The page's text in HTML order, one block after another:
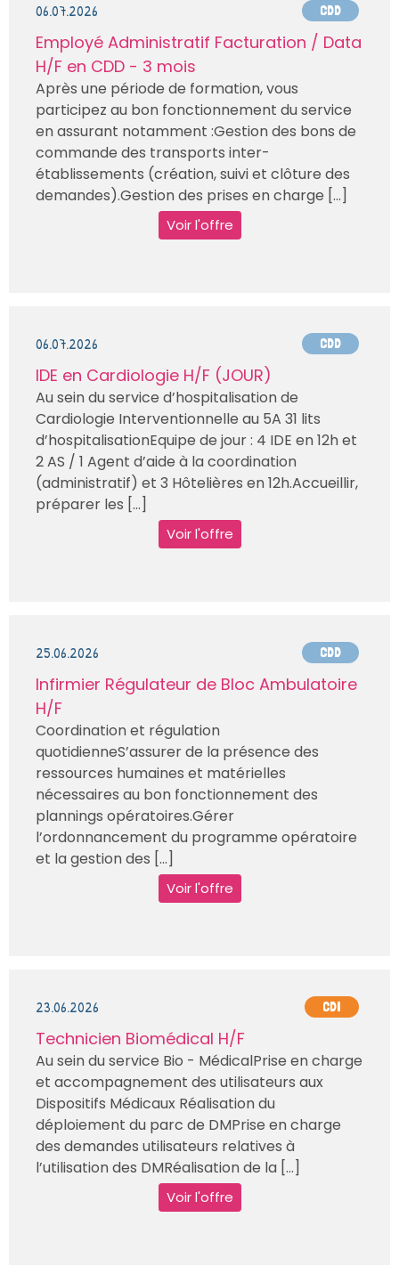
06.07.2026 CDD
Employé Administratif Facturation / Data
H/F en CDD - 3 mois
Après une période de formation, vous
participez au bon fonctionnement du service
en assurant notamment :Gestion des bons de
commande des transports inter-
établissements (création, suivi et clôture des
demandes).Gestion des prises en charge [...]
Voir l'offre
06.07.2026 CDD
IDE en Cardiologie H/F (JOUR)
Au sein du service d’hospitalisation de
Cardiologie Interventionnelle au 5A 31 lits
d’hospitalisationEquipe de jour : 4 IDE en 12h et
2 AS / 1 Agent d’aide à la coordination
(administratif) et 3 Hôtelières en 12h.Accueillir,
préparer les [...]
Voir l'offre
25.06.2026 CDD
Infirmier Régulateur de Bloc Ambulatoire
H/F
Coordination et régulation
quotidienneS’assurer de la présence des
ressources humaines et matérielles
nécessaires au bon fonctionnement des
plannings opératoires.Gérer
l’ordonnancement du programme opératoire
et la gestion des [...]
Voir l'offre
23.06.2026 CDI
Technicien Biomédical H/F
Au sein du service Bio - MédicalPrise en charge
et accompagnement des utilisateurs aux
Dispositifs Médicaux Réalisation du
déploiement du parc de DMPrise en charge
des demandes utilisateurs relatives à
l’utilisation des DMRéalisation de la [...]
Voir l'offre